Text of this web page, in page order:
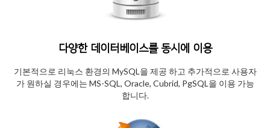
다양한 데이터베이스를 동시에 이용
기본적으로 리눅스 환경의 MySQL을 제공 하고 추가적으로 사용자
가 원하실 경우에는 MS-SQL, Oracle, Cubrid, PgSQL을 이용 가능
합니다.